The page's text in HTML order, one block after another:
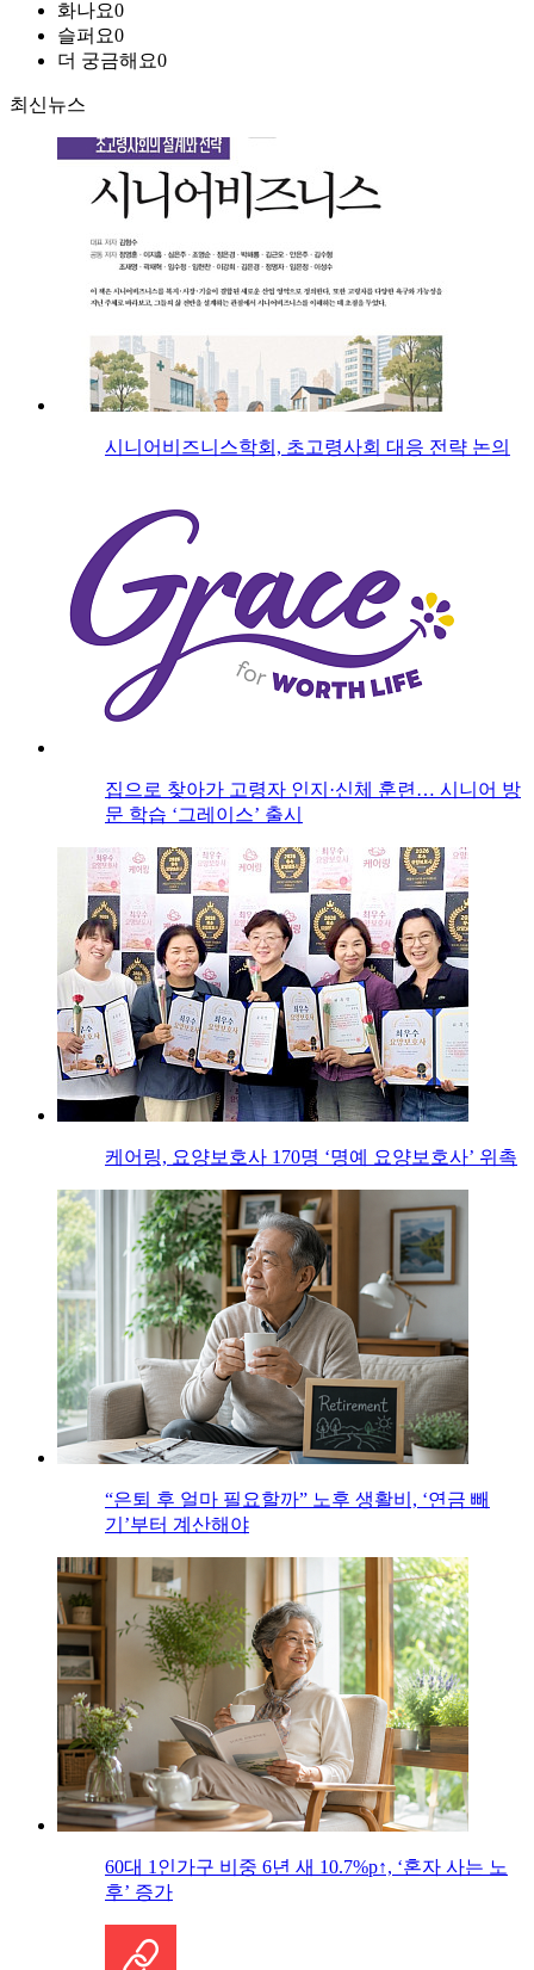
화나요0
슬퍼요0
더 궁금해요0
최신뉴스
시니어비즈니스학회, 초고령사회 대응 전략 논의
집으로 찾아가 고령자 인지·신체 훈련… 시니어 방
문 학습 ‘그레이스’ 출시
케어링, 요양보호사 170명 ‘명예 요양보호사’ 위촉
“은퇴 후 얼마 필요할까” 노후 생활비, ‘연금 빼
기’부터 계산해야
60대 1인가구 비중 6년 새 10.7%p↑, ‘혼자 사는 노
후’ 증가